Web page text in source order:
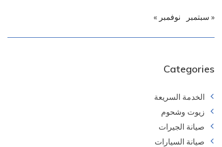
« سبتمبر نوفمبر »
Categories
الخدمة السريعة
زيوت وشحوم
صيانة الجيرات
صيانة السيارات